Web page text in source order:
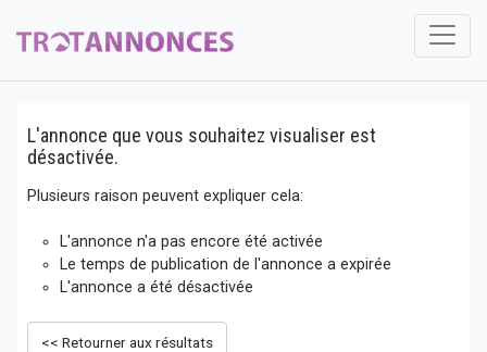
L'annonce que vous souhaitez visualiser est
désactivée.
Plusieurs raison peuvent expliquer cela:
L'annonce n'a pas encore été activée
Le temps de publication de l'annonce a expirée
L'annonce a été désactivée
<< Retourner aux résultats